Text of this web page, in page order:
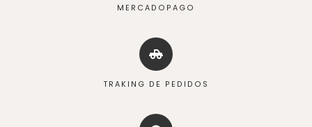
MERCADOPAGO
TRAKING DE PEDIDOS